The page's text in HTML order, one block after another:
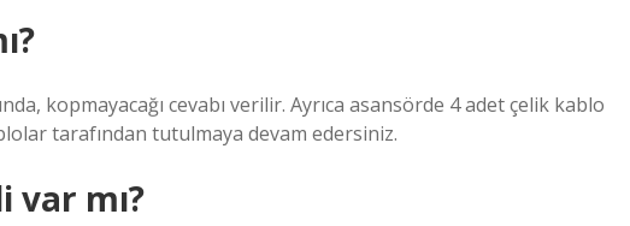
kopmayacağı cevabı verilir. Ayrıca asansörde 4 adet çelik kablo
tarafından tutulmaya devam edersiniz.
mı?